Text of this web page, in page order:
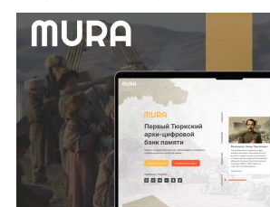
CRM, AI-РЕШЕНИЕ, ВЕБ-САЙТ, ЛИЧНЫЙ
ОБРАЗОВАНИЕ